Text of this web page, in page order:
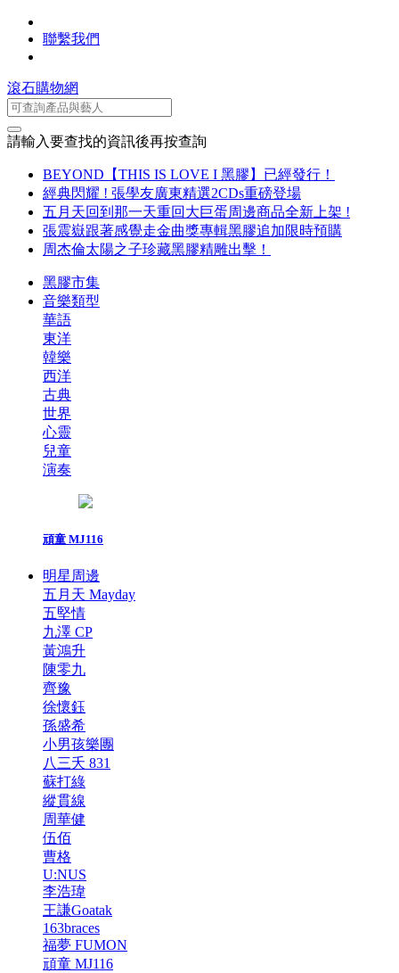
聯繫我們
滾石購物網
請輸入要查找的資訊後再按查詢
BEYOND【THIS IS LOVE I 黑膠】已經發行！
經典閃耀 ! 張學友廣東精選2CDs重磅登場
五月天回到那一天重回大巨蛋周邊商品全新上架 !
張震嶽跟著感覺走金曲獎專輯黑膠追加限時預購
周杰倫太陽之子珍藏黑膠精雕出擊！
黑膠市集
音樂類型
華語
東洋
韓樂
西洋
古典
世界
心靈
兒童
演奏
頑童 MJ116
明星周邊
五月天 Mayday
五堅情
九澤 CP
黃鴻升
陳零九
齊豫
徐懷鈺
孫盛希
小男孩樂團
八三夭 831
蘇打綠
縱貫線
周華健
伍佰
曹格
U:NUS
李浩瑋
王謙Goatak
163braces
福夢 FUMON
頑童 MJ116